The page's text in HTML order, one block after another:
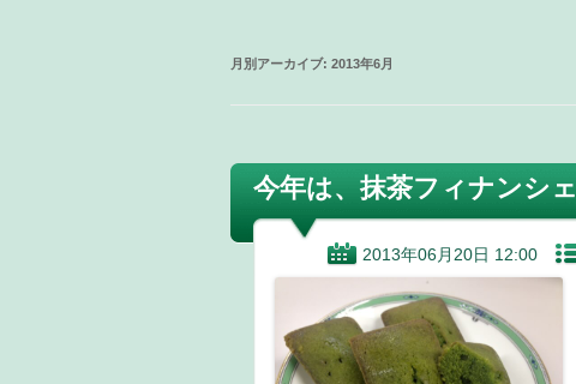
月別アーカイブ: 2013年6月
今年は、抹茶フィナンシェ
2013年06月20日 12:00